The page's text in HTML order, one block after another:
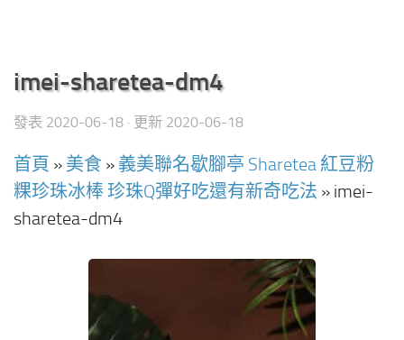
imei-sharetea-dm4
發表 2020-06-18 · 更新 2020-06-18
首頁 » 美食 » 義美聯名歇腳亭 Sharetea 紅豆粉
粿珍珠冰棒 珍珠Q彈好吃還有新奇吃法 » imei-
sharetea-dm4